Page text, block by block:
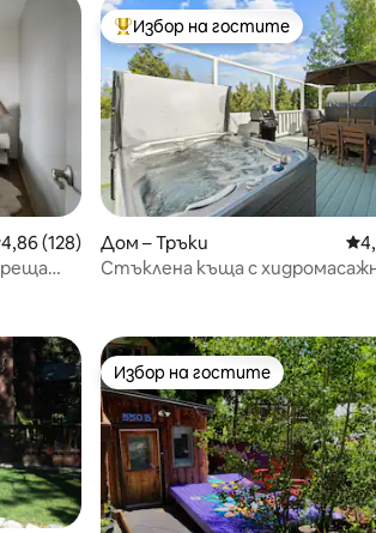
оценка: 4,86 от 5, 128 отзива
4,86 (128)
Най-популярен избор на
Избор на гостите
Дом – Тръки
Стъклена къща с
Избор на гостите
Избор на гостите